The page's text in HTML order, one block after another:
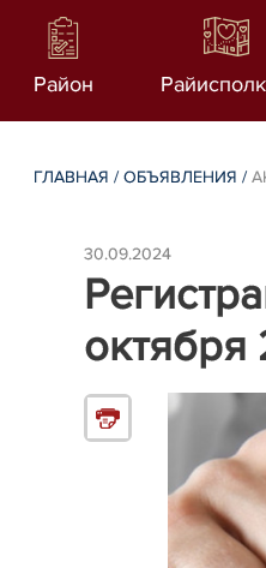
Район
ГЛАВНАЯ /ОБЪЯВЛЕНИЯ /
30.09.2024
октября